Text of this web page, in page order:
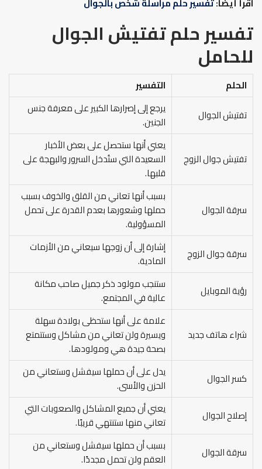
اقرأ أيضًا:تفسير حلم مراسلة شخص بالجوال
تفسير حلم تفتيش الجوال
للحامل
الحلم
التفسير
تفتيش الجوال
يرجع إلى إصرارها الكبير على معرفة جنس
الجنين.
تفتيش جوال الزوج
يعني أنها ستحصل على بعض الأخبار
السعيدة التي ستُدخل السرور والبهجة على
قلبها.
سرقة الجوال
بسبب أنها تعاني من القلق والخوف بسبب
حملها وشعورها بعدم القدرة على تحمل
المسؤولية.
سرقة جوال الزوج
إشارة إلى أن زوجها سيعاني من الأزمات
المادية.
رؤية الموبايل
ستنجب مولود ذكر جميل صاحب مكانة
عالية في المجتمع.
شراء هاتف جديد
علامة على أنها ستحظى بولادة سهلة
ويسيرة ولن تعاني من مشاكل وستتمتع
بصحة جيدة هي ومولودها.
كسر الجوال
يدل على أن حملها سيفشل وستعاني من
الحزن والأسى.
إصلاح الجوال
يعني أن جميع المشاكل والصعوبات التي
تعاني منها ستنتهي قريبًا.
سرقة الجوال
بسبب أن حملها سيفشل وستعاني من
العقم ولن تحمل مجددًا.